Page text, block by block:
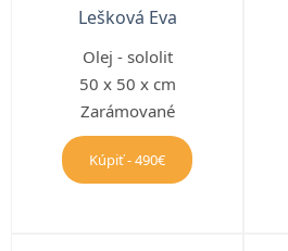
Lešková Eva
Olej - sololit
50 x 50 x cm
Zarámované
Kúpiť - 490€